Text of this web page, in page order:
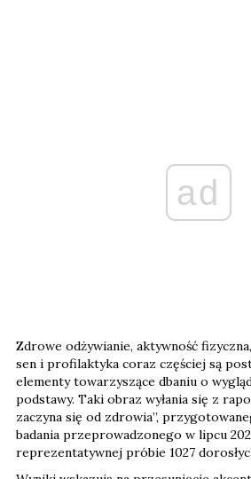
ad
Zdrowe odżywianie, aktywność
sen i profilaktyka coraz częściej są
elementy towarzyszące dbaniu o
podstawy. Taki obraz wyłania się z
zaczyna się od zdrowia”,
badania przeprowadzonego w lipcu
reprezentatywnej próbie 1027